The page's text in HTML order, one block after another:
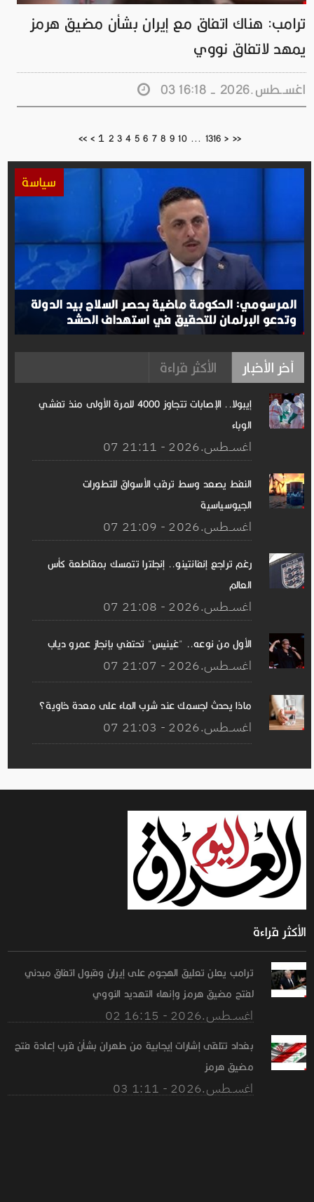
ترامب: هناك اتفاق مع إيران بشأن مضيق هرمز
يمهد لاتفاق نووي
03 اغســطس.2026 - 16:18
<< < 1 2 3 4 5 6 7 8 9 10 ... 1316 > >>
سياسة
المرسومي: الحكومة ماضية بحصر السلاح بيد الدولة
وتدعو البرلمان للتحقيق في استهداف الحشد
آخر الأخبار الأكثر قراءة
إيبولا.. الإصابات تتجاوز 4000 للمرة الأولى منذ تفشي
الوباء
07 اغســطس.2026 - 21:11
النفط يصعد وسط ترقب الأسواق للتطورات
الجيوسياسية
07 اغســطس.2026 - 21:09
رغم تراجع إنفانتينو.. إنجلترا تتمسك بمقاطعة كأس
العالم
07 اغســطس.2026 - 21:08
الأول من نوعه.. "غينيس" تحتفي بإنجاز عمرو دياب
07 اغســطس.2026 - 21:07
ماذا يحدث لجسمك عند شرب الماء على معدة خاوية؟
07 اغســطس.2026 - 21:03
الأكثر قراءة
ترامب يعلن تعليق الهجوم على إيران وقبول اتفاق مبدئي
لفتح مضيق هرمز وإنهاء التهديد النووي
02 اغســطس.2026 - 16:15
بغداد تتلقى إشارات إيجابية من طهران بشأن قرب إعادة فتح
مضيق هرمز
03 اغســطس.2026 - 1:11